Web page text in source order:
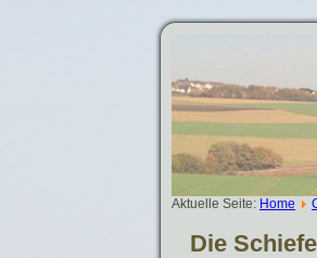
Aktuelle Seite: Home
Die